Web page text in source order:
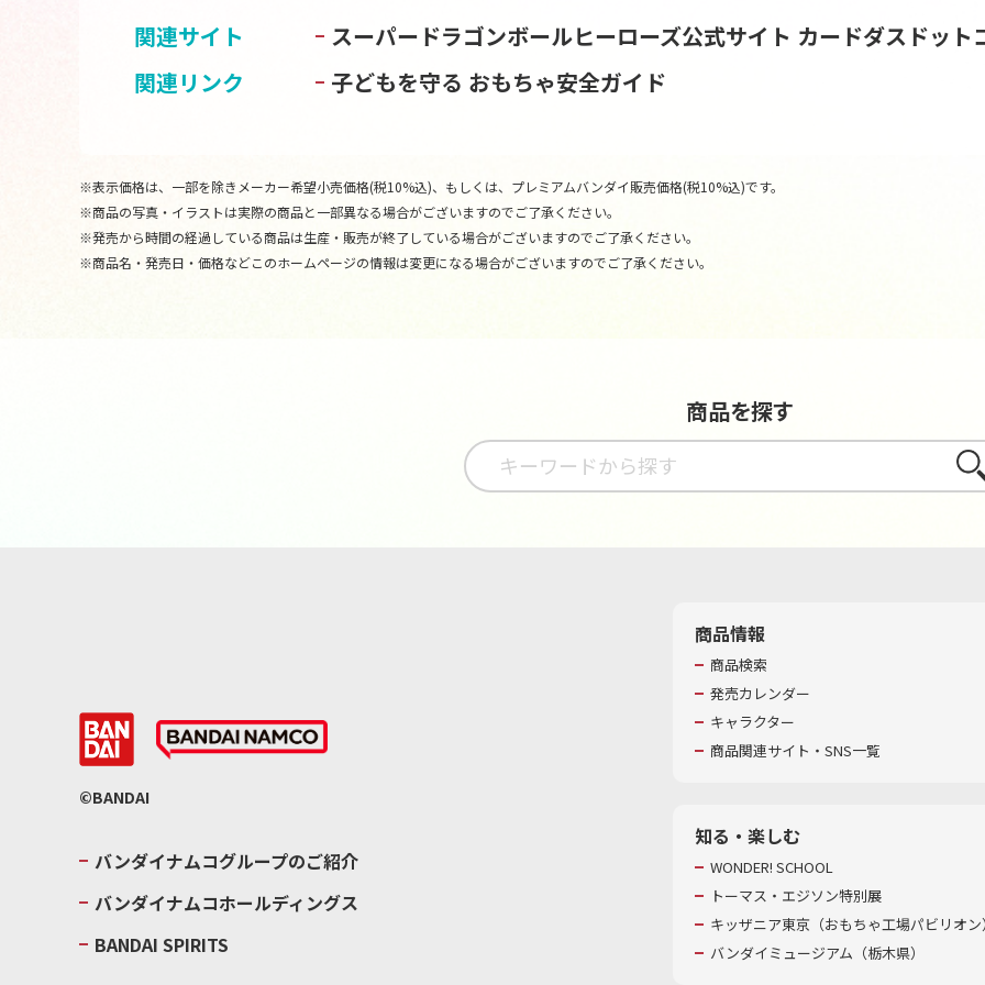
関連サイト スーパードラゴンボールヒーローズ公式サイト カードダスドット
関連リンク
子どもを守る おもちゃ安全ガイド
※表示価格は、一部を除きメーカー希望小売価格(税10%込)、もしくは、プレミアムバンダイ販売価格(税10%込)です。
※商品の写真・イラストは実際の商品と一部異なる場合がございますのでご了承ください。
※発売から時間の経過している商品は生産・販売が終了している場合がございますのでご了承ください。
※商品名・発売日・価格などこのホームページの情報は変更になる場合がございますのでご了承ください。
商品を探す
さが
©BANDAI
バンダイナムコグループのご紹介
バンダイナムコホールディングス
BANDAI SPIRITS
商品情報
商品検索
発売カレンダー
キャラクター
商品関連サイト・SNS一覧
知る・楽しむ
WONDER! SCHOOL
トーマス・エジソン特別展
キッザニア東京（おもちゃ工場パビリオ
バンダイミュージアム（栃木県）